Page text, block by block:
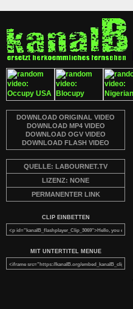
DOWNLOAD ORIGINAL VIDEO
DOWNLOAD MP4 VIDEO
DOWNLOAD OGV VIDEO
DOWNLOAD FLASH VIDEO
QUELLE: LABOURNET.TV
LIZENZ: NONE
PERMANENTER LINK
CLIP EINBETTEN
MIT UNTERTITEL MENUE